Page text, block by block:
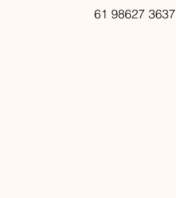
61 98627 3637